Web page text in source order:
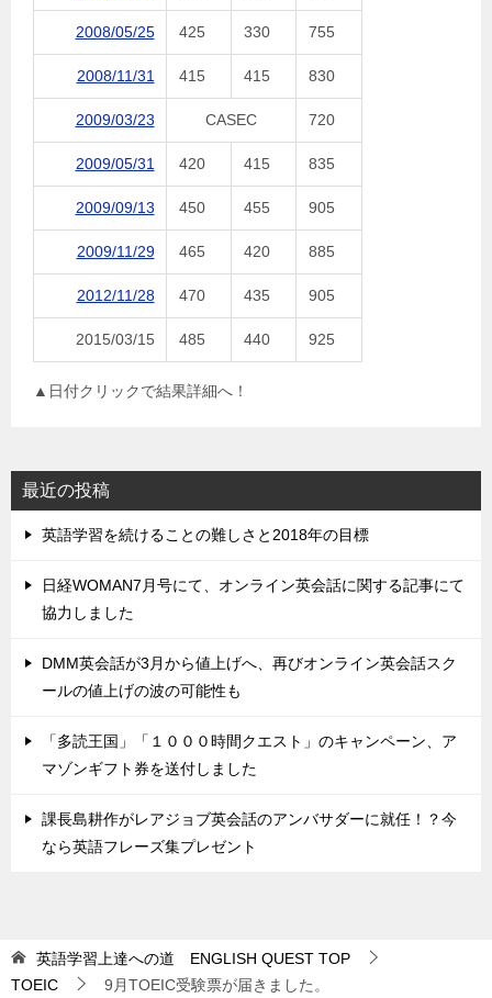
2008/05/25 425 330 755
2008/11/31 415 415 830
2009/03/23 CASEC 720
2009/05/31 420 415 835
2009/09/13 450 455 905
2009/11/29 465 420 885
2012/11/28 470 435 905
2015/03/15 485 440 925
▲日付クリックで結果詳細へ！
最近の投稿
英語学習を続けることの難しさと2018年の目標
日経WOMAN7月号にて、オンライン英会話に関する記事にて
協力しました
DMM英会話が3月から値上げへ、再びオンライン英会話スク
ールの値上げの波の可能性も
「多読王国」「１０００時間クエスト」のキャンペーン、ア
マゾンギフト券を送付しました
課長島耕作がレアジョブ英会話のアンバサダーに就任！？今
なら英語フレーズ集プレゼント
英語学習上達への道 ENGLISH QUEST TOP
TOEIC
9月TOEIC受験票が届きました。